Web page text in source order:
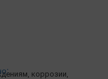
коррозии,